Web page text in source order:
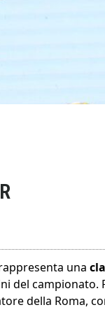
una
del campionato.
della Roma,